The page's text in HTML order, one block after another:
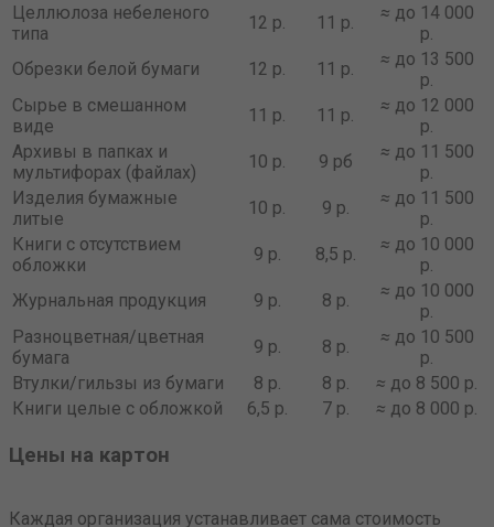
Целлюлоза небеленого
типа
12 р. 11 р. ≈ до 14 000
р.
Обрезки белой бумаги
12 р. 11 р. ≈ до 13 500
р.
Сырье в смешанном
виде
11 р. 11 р. ≈ до 12 000
р.
Архивы в папках и
мультифорах (файлах)
10 р. 9 рб ≈ до 11 500
р.
Изделия бумажные
литые
10 р. 9 р. ≈ до 11 500
р.
Книги с отсутствием
обложки
9 р. 8,5 р. ≈ до 10 000
р.
Журнальная продукция
9 р. 8 р. ≈ до 10 000
р.
Разноцветная/цветная
бумага
9 р. 8 р. ≈ до 10 500
р.
Втулки/гильзы из бумаги
8 р. 8 р. ≈ до 8 500 р.
Книги целые с обложкой
6,5 р. 7 р. ≈ до 8 000 р.
Цены на картон
Каждая организация устанавливает сама стоимость